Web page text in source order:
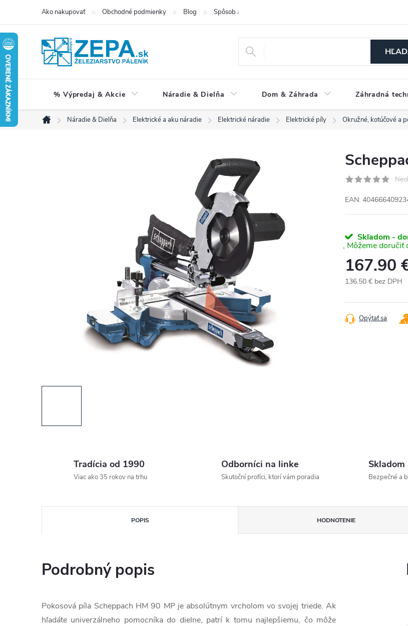
obsah
Ako nakupovať Obchodné podmienky Blog Spôsob a cena dopravy
% Výpredaj & Akcie Náradie & Dielňa Dom & Záhrada Záhradná
Domov
Náradie & Dielňa Elektrické a aku náradie Elektrické náradie Elektrické píly Okružné, kotúčové a
EAN:
Skladom -
167.90
136.50 € bez DPH
cena:
Opýtať sa
Tradícia od 1990
Viac ako 35 rokov na trhu
Odborníci na linke
Skutoční profíci, ktorí vám poradia Bezpečné a
POPIS HODNOTENIE
Podrobný popis
Pokosová píla Scheppach HM 90 MP je absolútnym vrcholom vo svojej triede. Ak
hľadáte univerzálneho pomocníka do dielne, patrí k tomu najlepšiemu, čo môže